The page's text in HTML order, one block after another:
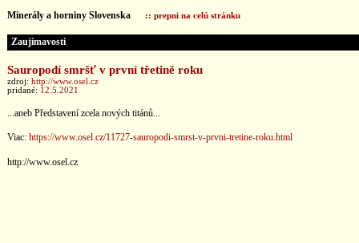
Minerály a horniny Slovenska :: prepni na celú stránku
Zaujímavosti
Sauropodí smršť v první třetině roku
zdroj: http://www.osel.cz
pridané: 12.5.2021
...aneb Představení zcela nových titánů...
Viac: https://www.osel.cz/11727-sauropodi-smrst-v-prvni-tretine-roku.html
http://www.osel.cz